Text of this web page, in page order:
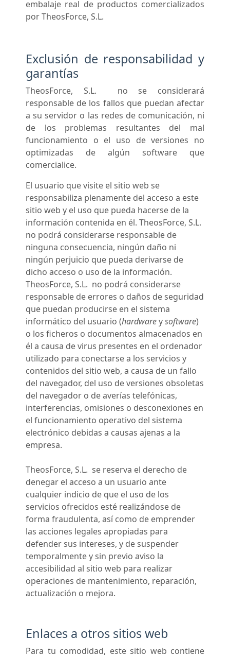
embalaje real de productos comercializados
por TheosForce, S.L.
Exclusión de responsabilidad y
garantías
TheosForce, S.L. no se considerará
responsable de los fallos que puedan afectar
a su servidor o las redes de comunicación, ni
de los problemas resultantes del mal
funcionamiento o el uso de versiones no
optimizadas de algún software que
comercialice.
El usuario que visite el sitio web se
responsabiliza plenamente del acceso a este
sitio web y el uso que pueda hacerse de la
información contenida en él. TheosForce, S.L.
no podrá considerarse responsable de
ninguna consecuencia, ningún daño ni
ningún perjuicio que pueda derivarse de
dicho acceso o uso de la información.
TheosForce, S.L. no podrá considerarse
responsable de errores o daños de seguridad
que puedan producirse en el sistema
informático del usuario (hardwareysoftware)
o los ficheros o documentos almacenados en
él a causa de virus presentes en el ordenador
utilizado para conectarse a los servicios y
contenidos del sitio web, a causa de un fallo
del navegador, del uso de versiones obsoletas
del navegador o de averías telefónicas,
interferencias, omisiones o desconexiones en
el funcionamiento operativo del sistema
electrónico debidas a causas ajenas a la
empresa.
TheosForce, S.L. se reserva el derecho de
denegar el acceso a un usuario ante
cualquier indicio de que el uso de los
servicios ofrecidos esté realizándose de
forma fraudulenta, así como de emprender
las acciones legales apropiadas para
defender sus intereses, y de suspender
temporalmente y sin previo aviso la
accesibilidad al sitio web para realizar
operaciones de mantenimiento, reparación,
actualización o mejora.
Enlaces a otros sitios web
Para tu comodidad, este sitio web contiene